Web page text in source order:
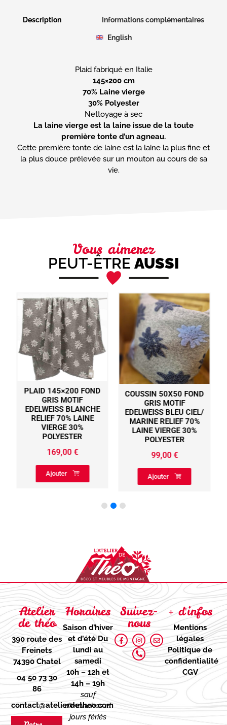
Description Informations complémentaires
English
Plaid fabriqué en Italie
145×200 cm
70% Laine vierge
30% Polyester
La laine vierge est la laine issue de la toute
première tonte d’un agneau.
Cette première tonte de laine est la laine la plus fine et
la plus douce prélevée sur un mouton au cours de sa
vie.
Vous aimerez
PEUT-ÊTRE AUSSI
PLAID 145×200 FOND
GRIS MOTIF
EDELWEISS BLANCHE
RELIEF 70% LAINE
VIERGE 30%
POLYESTER
169,00€
Ajouter
COUSSIN 50X50 FOND
GRIS MOTIF
EDELWEISS BLEU CIEL/
MARINE RELIEF 70%
LAINE VIERGE 30%
POLYESTER
99,00€
Ajouter
Atelier
de théo
390 route des
Freinets
74390 Chatel
04 50 73 30
86
contact@atelierdetheo.com
Horaires
Saison d’hiver
et d’étéDu
lundi au
samedi
10h – 12h et
14h – 19h
sauf
dimanches et
jours fériés
Suivez-
nous
+ d'infos
Mentions
légales
Politique de
confidentialité
CGV